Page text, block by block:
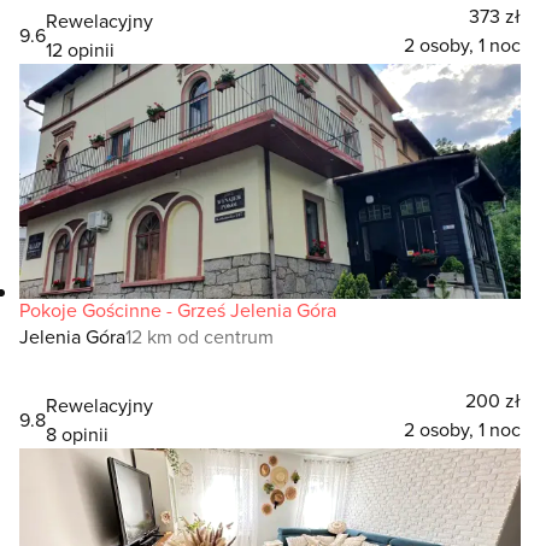
9.6
Rewelacyjny
12 opinii
373 zł
2 osoby, 1 noc
Pokoje Gościnne - Grześ Jelenia Góra
Jelenia Góra12 km od centrum
9.8
Rewelacyjny
8 opinii
200 zł
2 osoby, 1 noc